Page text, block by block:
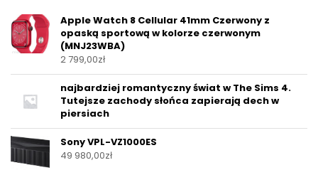
Apple Watch 8 Cellular 41mm Czerwony z
opaską sportową w kolorze czerwonym
(MNJ23WBA)
2 799,00zł
najbardziej romantyczny świat w The Sims 4.
Tutejsze zachody słońca zapierają dech w
piersiach
Sony VPL-VZ1000ES
49 980,00zł